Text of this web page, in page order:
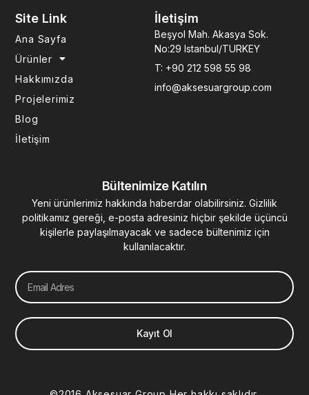
e
d
i
n
-
i
n
u
b
e
r
e
s
t
Site Link
Ana Sayfa
Ürünler
Hakkımızda
Projelerimiz
Blog
İletişim
İletişim
Beşyol Mah. Akasya Sok.
No:29 Istanbul/TURKEY
T: +90 212 598 55 98
info@aksesuargroup.com
Bültenimize Katılın
Yeni ürünlerimiz hakkında haberdar olabilirsiniz. Gizlilik
politikamız gereği, e-posta adresiniz hiçbir şekilde üçüncü
kişilerle paylaşılmayacak ve sadece bültenimiz için
kullanılacaktır.
Email
Kayıt Ol